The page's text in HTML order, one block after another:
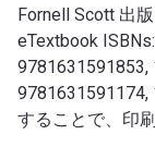
Fornell Scott 出
eTextbook
9781631591853,
9781631591174,
することで、印